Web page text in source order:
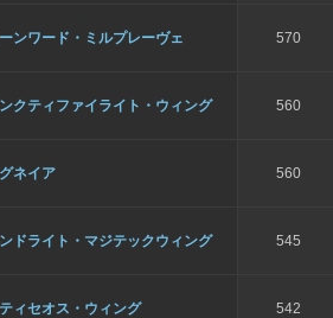
ンワード・ミルプレーヴェ 570
クティファイライト・ウィング 560
ネイア 560
ドライト・マジテックウィング 545
ィセオス・ウィング 542